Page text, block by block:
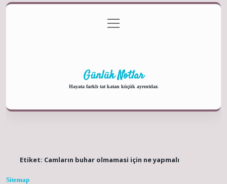
Gizlilik Politikası
menüyü
aç
Günlük Notlar
Hayata farklı tat katan küçük ayrıntılar.
Etiket: Camların buhar olmamasi için ne yapmalı
Sitemap